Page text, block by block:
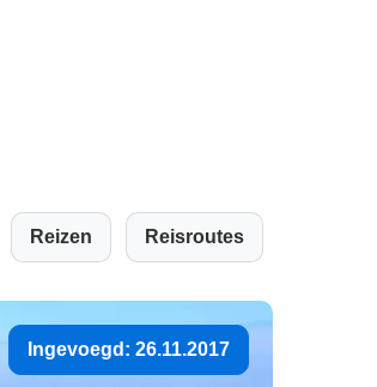
Reizen Reisroutes
Ingevoegd: 26.11.2017